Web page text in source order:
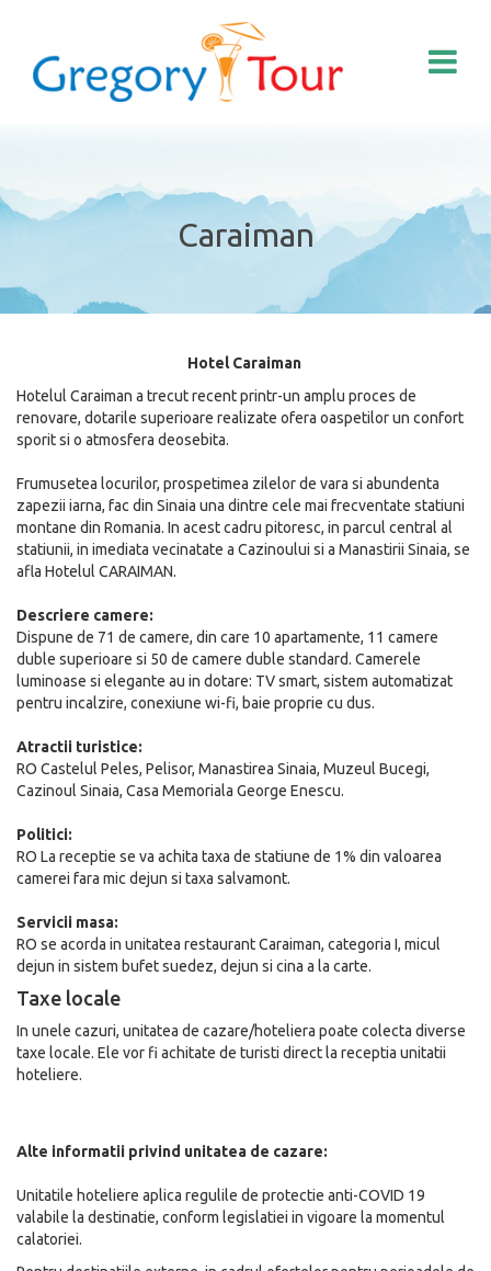
Caraiman
Hotel Caraiman
Hotelul Caraiman a trecut recent printr-un amplu proces de
renovare, dotarile superioare realizate ofera oaspetilor un confort
sporit si o atmosfera deosebita.
Frumusetea locurilor, prospetimea zilelor de vara si abundenta
zapezii iarna, fac din Sinaia una dintre cele mai frecventate statiuni
montane din Romania. In acest cadru pitoresc, in parcul central al
statiunii, in imediata vecinatate a Cazinoului si a Manastirii Sinaia, se
afla Hotelul CARAIMAN.
Descriere camere:
Dispune de 71 de camere, din care 10 apartamente, 11 camere
duble superioare si 50 de camere duble standard. Camerele
luminoase si elegante au in dotare: TV smart, sistem automatizat
pentru incalzire, conexiune wi-fi, baie proprie cu dus.
Atractii turistice:
RO Castelul Peles, Pelisor, Manastirea Sinaia, Muzeul Bucegi,
Cazinoul Sinaia, Casa Memoriala George Enescu.
Politici:
RO La receptie se va achita taxa de statiune de 1% din valoarea
camerei fara mic dejun si taxa salvamont.
Servicii masa:
RO se acorda in unitatea restaurant Caraiman, categoria I, micul
dejun in sistem bufet suedez, dejun si cina a la carte.
Taxe locale
In unele cazuri, unitatea de cazare/hoteliera poate colecta diverse
taxe locale. Ele vor fi achitate de turisti direct la receptia unitatii
hoteliere.
Alte informatii privind unitatea de cazare:
Unitatile hoteliere aplica regulile de protectie anti-COVID 19
valabile la destinatie, conform legislatiei in vigoare la momentul
calatoriei.